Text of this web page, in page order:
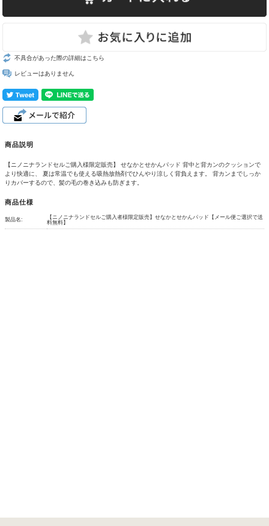
不具合があった際の詳細はこちら
レビューはありません
商品説明
【ニノニナランドセルご購入様限定販売】 せなかとせかんパッド 背中と背カンのクッションで
より快適に、 夏は常温でも使える吸熱放熱剤でひんやり涼しく背負えます。 背カンまでしっか
りカバーするので、髪の毛の巻き込みも防ぎます。
商品仕様
製品名:
【ニノニナランドセルご購入者様限定販売】せなかとせかんパッド【メール便ご選択で送
料無料】